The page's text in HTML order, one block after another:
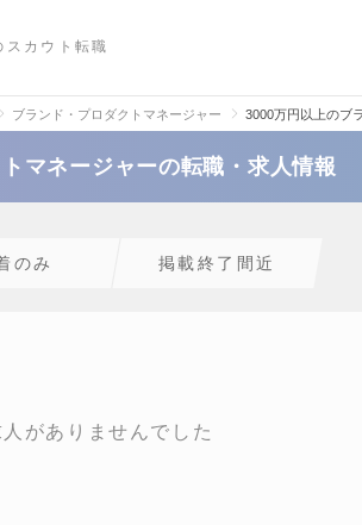
スカウト転職
ブランド・プロダクトマネージャー 3000万円以上のブ
マネージャーの転職・求人情報
のみ 掲載終了間近
がありませんでした